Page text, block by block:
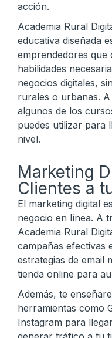
acción.
Academia Rural
educativa diseñada
emprendedores que
habilidades
negocios digitales,
rurales o urbanas.
algunos de los
puedes utilizar para
nivel.
Marketing
Clientes a
El marketing digital
negocio en línea. A
Academia Rural
campañas efectivas
estrategias de email
tienda online para
Además, te
herramientas como
Instagram para